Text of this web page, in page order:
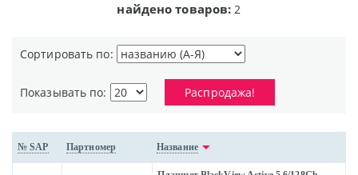
найдено товаров: 2
Сортировать по:
Показывать по: Распродажа!
№ SAP Партномер Название